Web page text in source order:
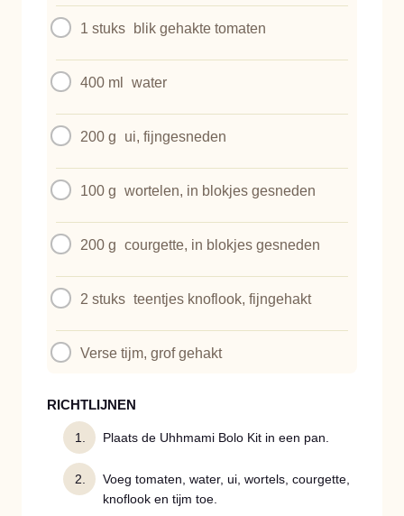
1 stuks blik gehakte tomaten
400 ml water
200 g ui, fijngesneden
100 g wortelen, in blokjes gesneden
200 g courgette, in blokjes gesneden
2 stuks teentjes knoflook, fijngehakt
Verse tijm, grof gehakt
RICHTLIJNEN
Plaats de Uhhmami Bolo Kit in een pan.
Voeg tomaten, water, ui, wortels, courgette,
knoflook en tijm toe.